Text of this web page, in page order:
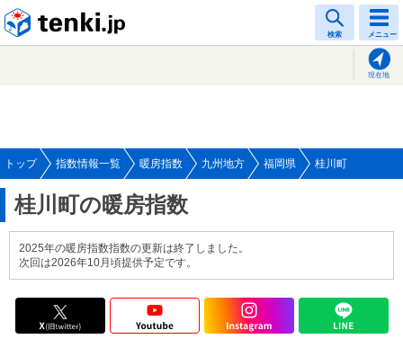
検索 メニュー
現在地
トップ 指数情報一覧 暖房指数 九州地方 福岡県 桂川町
桂川町の暖房指数
2025年の暖房指数指数の更新は終了しました。
次回は2026年10月頃提供予定です。